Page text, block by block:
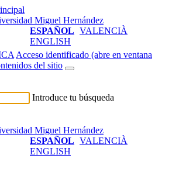
ESPAÑOL VALENCIÀ
ENGLISH
Acceso identificado (abre en ventana
del sitio
Introduce tu búsqueda
ESPAÑOL VALENCIÀ
ENGLISH